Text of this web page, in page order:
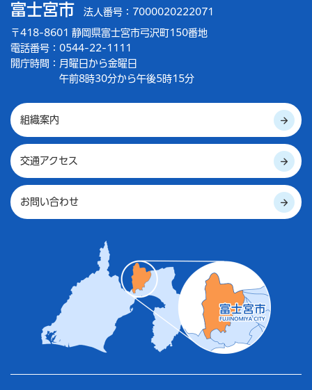
富士宮市 法人番号：7000020222071
〒418-8601 静岡県富士宮市弓沢町150番地
電話番号：0544-22-1111
開庁時間： 月曜日から金曜日
午前8時30分から午後5時15分
組織案内
交通アクセス
お問い合わせ